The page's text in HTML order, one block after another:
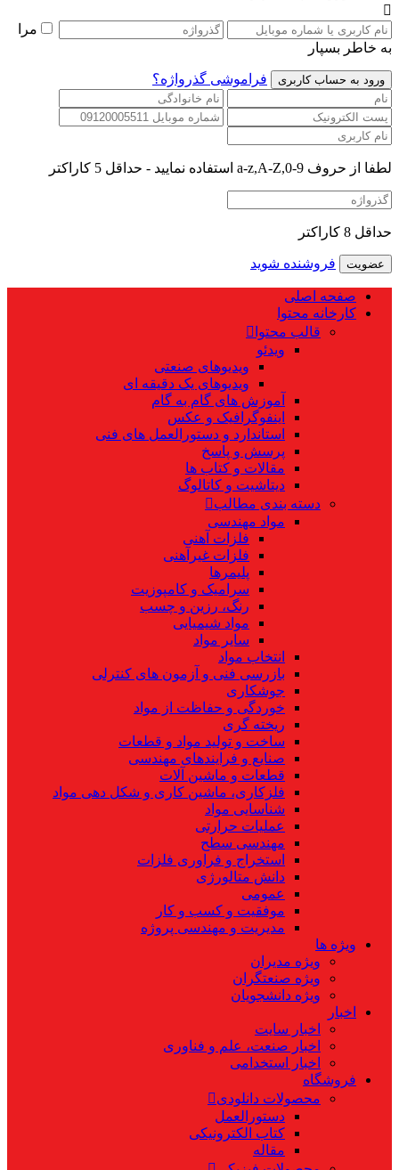
مرا
به خاطر بسپار
فراموشی گذرواژه؟
لطفا از حروف a-z,A-Z,0-9 استفاده نمایید - حداقل 5 کاراکتر
حداقل 8 کاراکتر
فروشنده شوید
صفحه اصلی
کارخانه محتوا
قالب محتوا
ویدئو
ویدیوهای صنعتی
ویدیوهای یک دقیقه ای
آموزش های گام به گام
اینفوگرافیک و عکس
استاندارد و دستورالعمل های فنی
پرسش و پاسخ
مقالات و کتاب ها
دیتاشیت و کاتالوگ
دسته بندی مطالب
مواد مهندسی
فلزات آهنی
فلزات غیرآهنی
پلیمرها
سرامیک و کامپوزیت
رنگ، رزین و چسب
مواد شیمیایی
سایر مواد
انتخاب مواد
بازرسی فنی و آزمون های کنترلی
جوشکاری
خوردگی و حفاظت از مواد
ریخته گری
ساخت و تولید مواد و قطعات
صنایع و فرایندهای مهندسی
قطعات و ماشین آلات
فلزکاری، ماشین کاری و شکل دهی مواد
شناسایی مواد
عملیات حرارتی
مهندسی سطح
استخراج و فراوری فلزات
دانش متالورژی
عمومی
موفقیت و کسب و کار
مدیریت و مهندسی پروژه
ویژه ها
ویژه مدیران
ویژه صنعتگران
ویژه دانشجویان
اخبار
اخبار سایت
اخبار صنعت، علم و فناوری
اخبار استخدامی
فروشگاه
محصولات دانلودی
دستورالعمل
کتاب الکترونیکی
مقاله